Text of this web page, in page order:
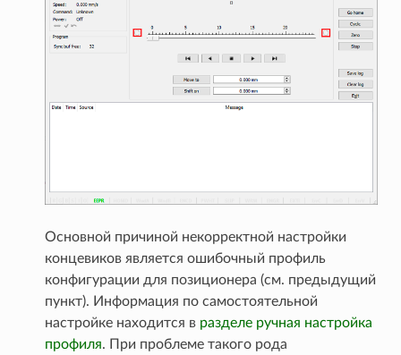
Основной причиной некорректной настройки
концевиков является ошибочный профиль
конфигурации для позиционера (см. предыдущий
пункт). Информация по самостоятельной
настройке находится в разделе ручная настройка
профиля. При проблеме такого рода